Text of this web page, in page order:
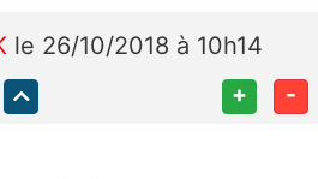
le 26/10/2018 à 10h14
+ -